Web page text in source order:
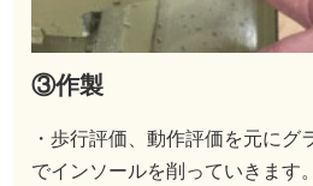
③作製
・歩行評価、動作評価を元にグ
でインソールを削っていきます。